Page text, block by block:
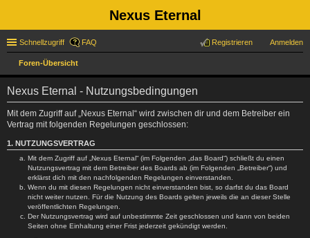
Nexus Eternal
Schnellzugriff FAQ Anmelden
Registrieren
Foren-Übersicht
uc
Nexus Eternal - Nutzungsbedingungen
Mit dem Zugriff auf „Nexus Eternal“ wird zwischen dir und dem Betreiber ein
Vertrag mit folgenden Regelungen geschlossen:
1. NUTZUNGSVERTRAG
Mit dem Zugriff auf „Nexus Eternal“ (im Folgenden „das Board“) schließt du einen
Nutzungsvertrag mit dem Betreiber des Boards ab (im Folgenden „Betreiber“) und
erklärst dich mit den nachfolgenden Regelungen einverstanden.
Wenn du mit diesen Regelungen nicht einverstanden bist, so darfst du das Board
nicht weiter nutzen. Für die Nutzung des Boards gelten jeweils die an dieser Stelle
veröffentlichten Regelungen.
Der Nutzungsvertrag wird auf unbestimmte Zeit geschlossen und kann von beiden
Seiten ohne Einhaltung einer Frist jederzeit gekündigt werden.